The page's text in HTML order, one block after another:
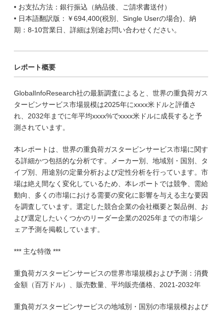
• お支払方法：銀行振込（納品後、ご請求書送付）
• 日本語翻訳版：￥694,400(税別、Single Userの場合)、納
期：8-10営業日、詳細は別途お問い合わせください。
レポート概要
GlobalInfoResearch社の最新調査によると、世界の重負荷ガス
タービンサービス市場規模は2025年にxxxx米ドルと評価さ
れ、2032年までに年平均xxxx%でxxxx米ドルに成長すると予
測されています。
本レポートは、世界の重負荷ガスタービンサービス市場に関す
る詳細かつ包括的な分析です。メーカー別、地域別・国別、タ
イプ別、用途別の定量分析および定性分析を行っています。市
場は絶え間なく変化しているため、本レポートでは競争、需給
動向、多くの市場における需要の変化に影響を与える主な要因
を調査しています。選定した競合企業の会社概要と製品例、お
よび選定したいくつかのリーダー企業の2025年までの市場シ
ェア予測を掲載しています。
*** 主な特徴 ***
重負荷ガスタービンサービスの世界市場規模および予測：消費
金額（百万ドル）、販売数量、平均販売価格、2021-2032年
重負荷ガスタービンサービスの地域別・国別の市場規模および